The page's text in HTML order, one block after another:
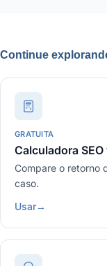
Continue
GRATUITA
Calculadora
Compare o retorno
caso.
Usar→